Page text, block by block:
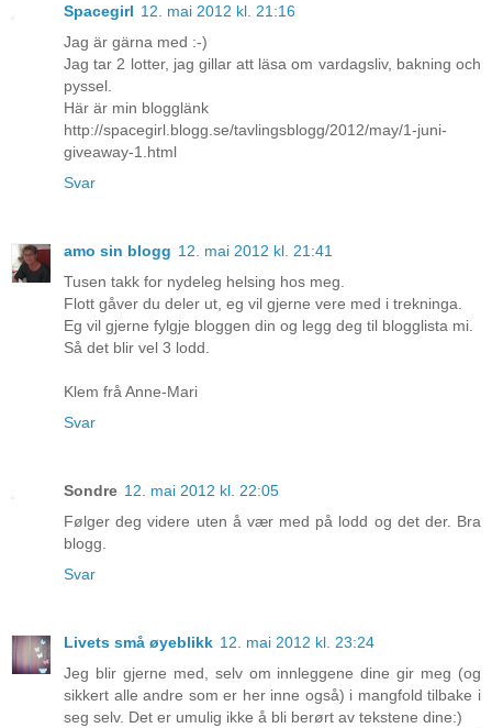
Spacegirl 12. mai 2012 kl. 21:16
Jag är gärna med :-)
Jag tar 2 lotter, jag gillar att läsa om vardagsliv, bakning och
pyssel.
Här är min blogglänk
http://spacegirl.blogg.se/tavlingsblogg/2012/may/1-juni-
giveaway-1.html
Svar
amo sin blogg 12. mai 2012 kl. 21:41
Tusen takk for nydeleg helsing hos meg.
Flott gåver du deler ut, eg vil gjerne vere med i trekninga.
Eg vil gjerne fylgje bloggen din og legg deg til blogglista mi.
Så det blir vel 3 lodd.
Klem frå Anne-Mari
Svar
Sondre 12. mai 2012 kl. 22:05
Følger deg videre uten å vær med på lodd og det der. Bra
blogg.
Svar
Livets små øyeblikk 12. mai 2012 kl. 23:24
Jeg blir gjerne med, selv om innleggene dine gir meg (og
sikkert alle andre som er her inne også) i mangfold tilbake i
seg selv. Det er umulig ikke å bli berørt av tekstene dine:)